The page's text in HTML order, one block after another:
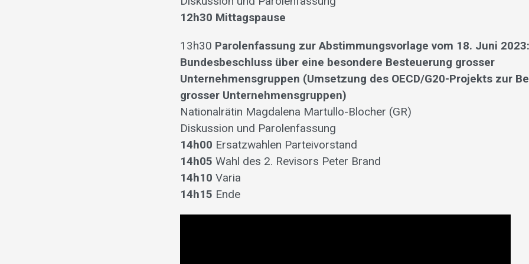
12h30 Mittagspause
13h30 Parolenfassung zur Abstimmungsvorlage vom 18. Juni 2023:
Bundesbeschluss über eine besondere Besteuerung grosser
Unternehmensgruppen (Umsetzung des OECD/G20-Projekts zur
grosser Unternehmensgruppen)
Nationalrätin Magdalena Martullo-Blocher (GR)
Diskussion und Parolenfassung
14h00 Ersatzwahlen Parteivorstand
14h05 Wahl des 2. Revisors Peter Brand
14h10 Varia
14h15 Ende